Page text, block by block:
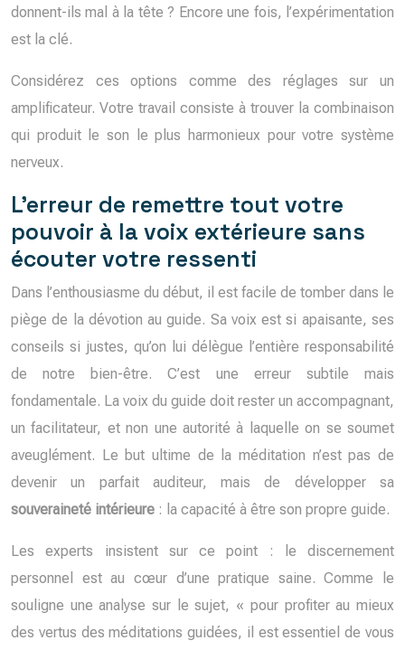
donnent-ils mal à la tête ? Encore une fois, l’expérimentation
est la clé.
Considérez ces options comme des réglages sur un
amplificateur. Votre travail consiste à trouver la combinaison
qui produit le son le plus harmonieux pour votre système
nerveux.
L’erreur de remettre tout votre
pouvoir à la voix extérieure sans
écouter votre ressenti
Dans l’enthousiasme du début, il est facile de tomber dans le
piège de la dévotion au guide. Sa voix est si apaisante, ses
conseils si justes, qu’on lui délègue l’entière responsabilité
de notre bien-être. C’est une erreur subtile mais
fondamentale. La voix du guide doit rester un accompagnant,
un facilitateur, et non une autorité à laquelle on se soumet
aveuglément. Le but ultime de la méditation n’est pas de
devenir un parfait auditeur, mais de développer sa
souveraineté intérieure : la capacité à être son propre guide.
Les experts insistent sur ce point : le discernement
personnel est au cœur d’une pratique saine. Comme le
souligne une analyse sur le sujet, « pour profiter au mieux
des vertus des méditations guidées, il est essentiel de vous